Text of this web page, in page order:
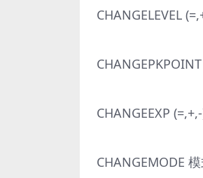
CHANGELEVEL
CHANGEEXP
CHANGEMODE